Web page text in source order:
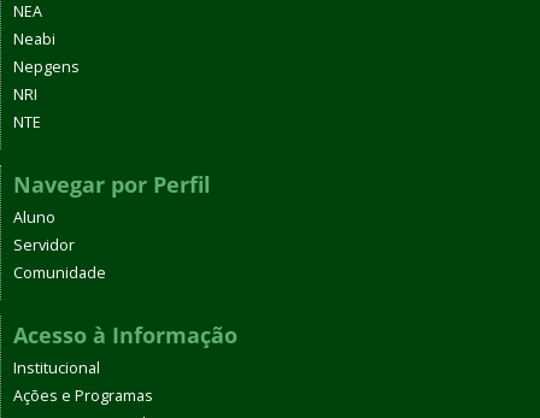
NEA
Neabi
Nepgens
NRI
NTE
Navegar por Perfil
Aluno
Servidor
Comunidade
Acesso à Informação
Institucional
Ações e Programas